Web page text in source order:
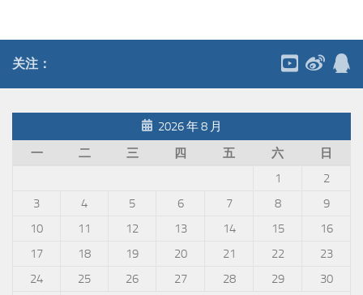
关注：
2026 年 8 月
一
二 三 四 五 六
日
1
2
3
4 5 6 7 8
9
10
11 12 13 14 15
16
17
18 19 20 21 22
23
24
25 26 27 28 29
30